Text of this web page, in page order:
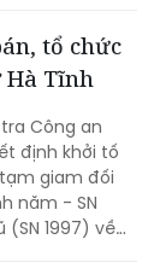
tổ chức
Hà Tĩnh
Công an
định khởi tố
giam đối
năm - SN
(SN 1997) về